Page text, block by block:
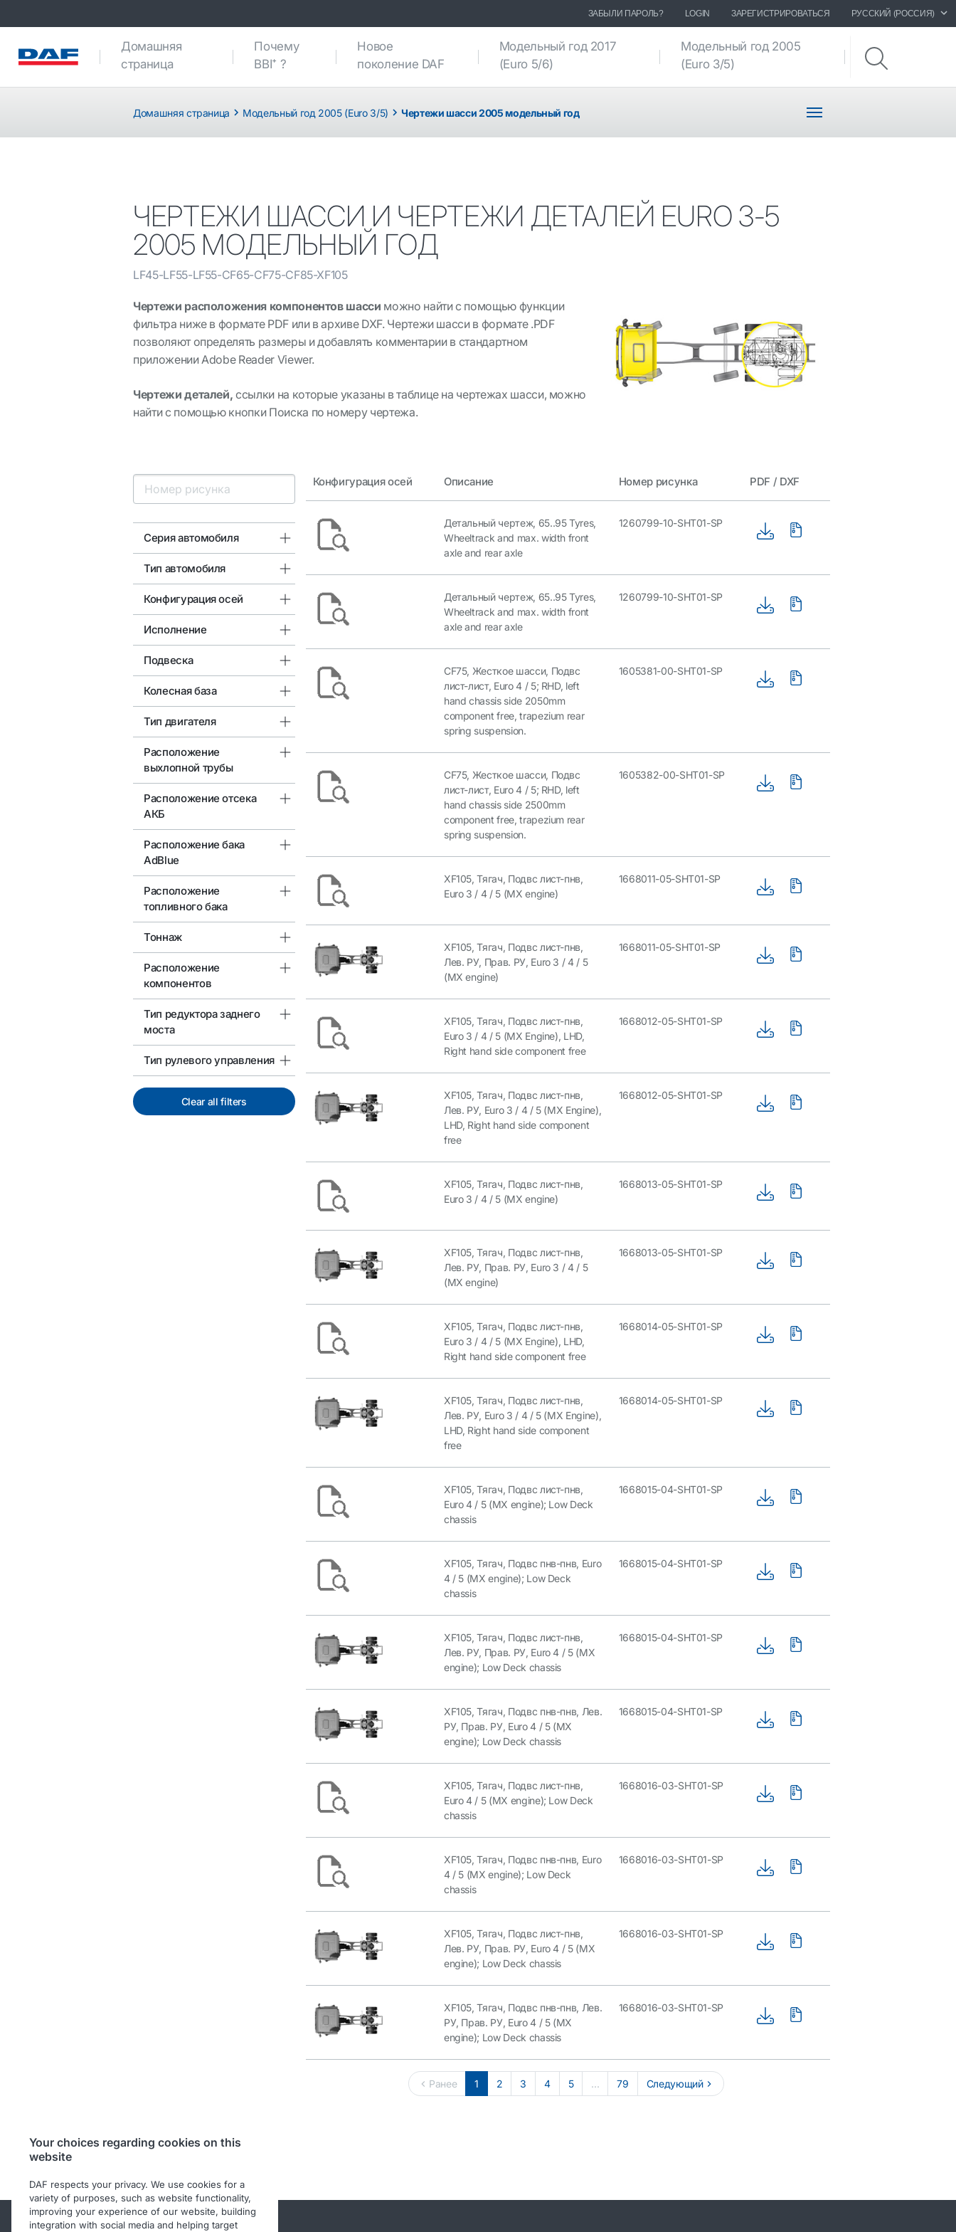
ЗАБЫЛИ ПАРОЛЬ? LOGIN ЗАРЕГИСТРИРОВАТЬСЯ РУССКИЙ (РОССИЯ)
Домашняя
страница
Почему
BBI⁺ ?
Новое
поколение DAF
Модельный год 2017
(Euro 5/6)
Модельный год 2005
(Euro 3/5)
Чертежи
шасси
Домашняя страница Модельный год 2005 (Euro 3/5) Чертежи шасси 2005 модельный год
ЧЕРТЕЖИ ШАССИ И ЧЕРТЕЖИ ДЕТАЛЕЙ EURO 3-5
2005 МОДЕЛЬНЫЙ ГОД
LF45-LF55-LF55-CF65-CF75-CF85-XF105
Чертежи расположения компонентов шасси можно найти с помощью функции
фильтра ниже в формате PDF или в архивеDXF. Чертежи шасси в формате .PDF
позволяют определять размеры и добавлять комментарии в стандартном
приложении Adobe Reader Viewer.
Чертежи деталей, ссылки на которые указаны в таблице на чертежах шасси, можно
найти с помощью кнопки Поиска по номеру чертежа.
Серия автомобиля
Тип автомобиля
Конфигурация осей
Исполнение
Подвеска
Колесная база
Тип двигателя
Расположение
выхлопной трубы
Расположение отсека
АКБ
Расположение бака
AdBlue
Расположение
топливного бака
Тоннаж
Расположение
компонентов
Тип редуктора заднего
моста
Тип рулевого управления
Clear all filters
Конфигурация осей Описание Номер рисунка PDF / DXF
Детальный чертеж, 65..95 Tyres,
Wheeltrack and max. width front
axle and rear axle
1260799-10-SHT01-SP
Детальный чертеж, 65..95 Tyres,
Wheeltrack and max. width front
axle and rear axle
1260799-10-SHT01-SP
CF75, Жесткое шасси, Подвс
лист-лист, Euro 4 / 5; RHD, left
hand chassis side 2050mm
component free, trapezium rear
spring suspension.
1605381-00-SHT01-SP
CF75, Жесткое шасси, Подвс
лист-лист, Euro 4 / 5; RHD, left
hand chassis side 2500mm
component free, trapezium rear
spring suspension.
1605382-00-SHT01-SP
XF105, Тягач, Подвс лист-пнв,
Euro 3 / 4 / 5 (MX engine)
1668011-05-SHT01-SP
XF105, Тягач, Подвс лист-пнв,
Лев. РУ, Прав. РУ, Euro 3 / 4 / 5
(MX engine)
1668011-05-SHT01-SP
XF105, Тягач, Подвс лист-пнв,
Euro 3 / 4 / 5 (MX Engine), LHD,
Right hand side component free
1668012-05-SHT01-SP
XF105, Тягач, Подвс лист-пнв,
Лев. РУ, Euro 3 / 4 / 5 (MX Engine),
LHD, Right hand side component
free
1668012-05-SHT01-SP
XF105, Тягач, Подвс лист-пнв,
Euro 3 / 4 / 5 (MX engine)
1668013-05-SHT01-SP
XF105, Тягач, Подвс лист-пнв,
Лев. РУ, Прав. РУ, Euro 3 / 4 / 5
(MX engine)
1668013-05-SHT01-SP
XF105, Тягач, Подвс лист-пнв,
Euro 3 / 4 / 5 (MX Engine), LHD,
Right hand side component free
1668014-05-SHT01-SP
XF105, Тягач, Подвс лист-пнв,
Лев. РУ, Euro 3 / 4 / 5 (MX Engine),
LHD, Right hand side component
free
1668014-05-SHT01-SP
XF105, Тягач, Подвс лист-пнв,
Euro 4 / 5 (MX engine); Low Deck
chassis
1668015-04-SHT01-SP
XF105, Тягач, Подвс пнв-пнв, Euro
4 / 5 (MX engine); Low Deck
chassis
1668015-04-SHT01-SP
XF105, Тягач, Подвс лист-пнв,
Лев. РУ, Прав. РУ, Euro 4 / 5 (MX
engine); Low Deck chassis
1668015-04-SHT01-SP
XF105, Тягач, Подвс пнв-пнв, Лев.
РУ, Прав. РУ, Euro 4 / 5 (MX
engine); Low Deck chassis
1668015-04-SHT01-SP
XF105, Тягач, Подвс лист-пнв,
Euro 4 / 5 (MX engine); Low Deck
chassis
1668016-03-SHT01-SP
XF105, Тягач, Подвс пнв-пнв, Euro
4 / 5 (MX engine); Low Deck
chassis
1668016-03-SHT01-SP
XF105, Тягач, Подвс лист-пнв,
Лев. РУ, Прав. РУ, Euro 4 / 5 (MX
engine); Low Deck chassis
1668016-03-SHT01-SP
XF105, Тягач, Подвс пнв-пнв, Лев.
РУ, Прав. РУ, Euro 4 / 5 (MX
engine); Low Deck chassis
1668016-03-SHT01-SP
Ранее 1 2 3 4 5 ... 79 Следующий
Your choices regarding cookies on this
website
DAF respects your privacy. We use cookies for a
variety of purposes, such as website functionality,
improving your experience of our website, building
integration with social media and helping target